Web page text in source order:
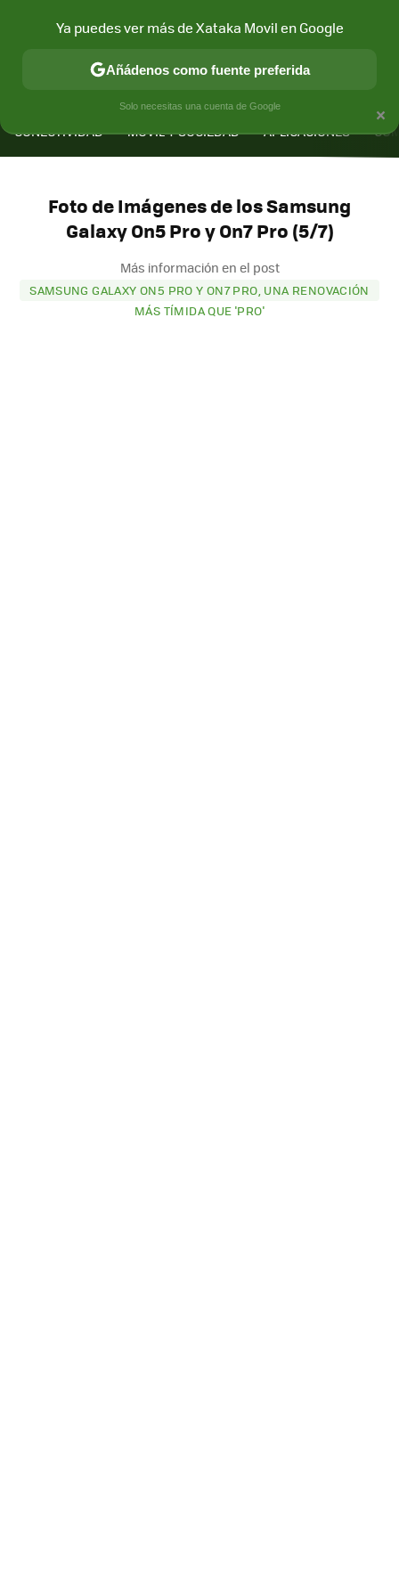
CONECTIVIDAD MÓVIL Y SOCIEDAD APLICACIONES
Foto de Imágenes de los Samsung
Galaxy On5 Pro y On7 Pro (5/7)
Más información en el post
SAMSUNG GALAXY ON5 PRO Y ON7 PRO, UNA RENOVACIÓN
MÁS TÍMIDA QUE 'PRO'
×
Ya puedes ver más de Xataka Movil en Google
Añádenos como fuente preferida
Solo necesitas una cuenta de Google